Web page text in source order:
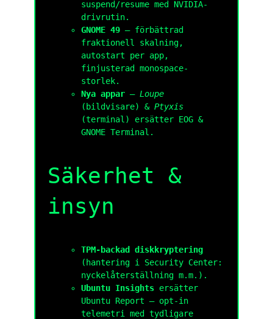
suspend/resume med NVIDIA-
drivrutin.
GNOME 49 — förbättrad
fraktionell skalning,
autostart per app,
finjusterad monospace-
storlek.
Nya appar —Loupe
(bildvisare) &Ptyxis
(terminal) ersätter EOG &
GNOME Terminal.
Säkerhet &
insyn
TPM-backad diskkryptering
(hantering i Security Center:
nyckel­återställning m.m.).
Ubuntu Insights ersätter
Ubuntu Report — opt-in
telemetri med tydligare